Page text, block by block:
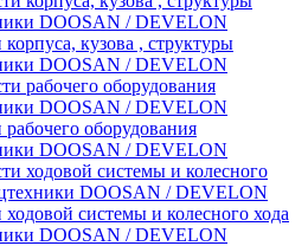
корпуса, кузова , структуры
DOOSAN / DEVELON
рабочего оборудования
DOOSAN / DEVELON
ходовой системы и колесного хода
DOOSAN / DEVELON